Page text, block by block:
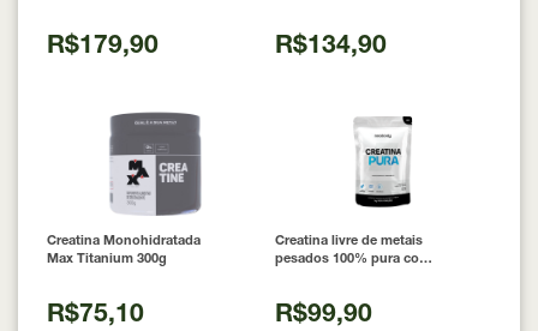
R$179,90 R$134,90
Creatina Monohidratada
Max Titanium 300g
R$75,10
Creatina livre de metais
pesados 100% pura com
R$99,90